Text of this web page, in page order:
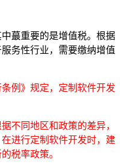
蕞重要的是增值税。根据
务性行业，需要缴纳增值
例》规定，定制软件开发
不同地区和政策的差异，
进行定制软件开发时，建
税率政策。